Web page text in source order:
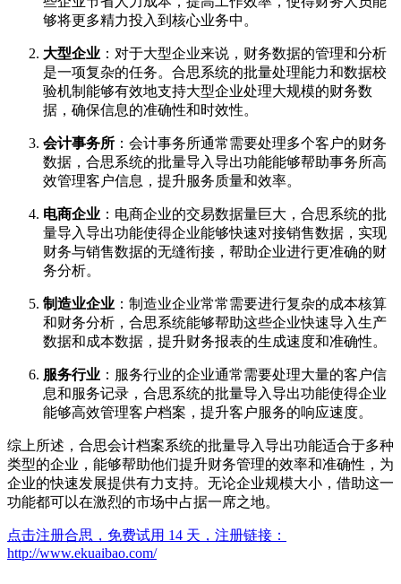
够将更多精力投入到核心业务中。
大型企业 ：对于大型企业来说，财务数据的管理和分析
是一项复杂的任务。合思系统的批量处理能力和数据校
验机制能够有效地支持大型企业处理大规模的财务数
据，确保信息的准确性和时效性。
会计事务所 ：会计事务所通常需要处理多个客户的财务
数据，合思系统的批量导入导出功能能够帮助事务所高
效管理客户信息，提升服务质量和效率。
电商企业 ：电商企业的交易数据量巨大，合思系统的批
量导入导出功能使得企业能够快速对接销售数据，实现
财务与销售数据的无缝衔接，帮助企业进行更准确的财
务分析。
制造业企业 ：制造业企业常常需要进行复杂的成本核算
和财务分析，合思系统能够帮助这些企业快速导入生产
数据和成本数据，提升财务报表的生成速度和准确性。
服务行业 ：服务行业的企业通常需要处理大量的客户信
息和服务记录，合思系统的批量导入导出功能使得企业
能够高效管理客户档案，提升客户服务的响应速度。
综上所述，合思会计档案系统的批量导入导出功能适合于多种
类型的企业，能够帮助他们提升财务管理的效率和准确性，为
企业的快速发展提供有力支持。无论企业规模大小，借助这一
功能都可以在激烈的市场中占据一席之地。
点击注册合思，免费试用 14 天，注册链接：
http://www.ekuaibao.com/